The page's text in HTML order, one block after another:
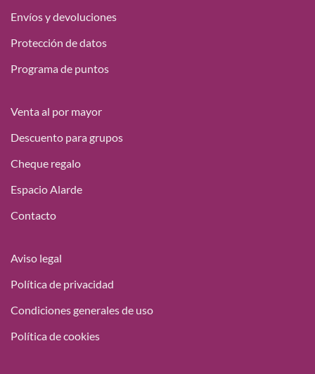
Envíos y devoluciones
Protección de datos
Programa de puntos
Venta al por mayor
Descuento para grupos
Cheque regalo
Espacio Alarde
Contacto
Aviso legal
Política de privacidad
Condiciones generales de uso
Política de cookies